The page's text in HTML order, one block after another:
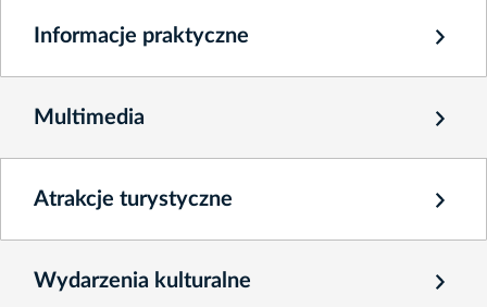
Informacje praktyczne
Multimedia
Atrakcje turystyczne
Wydarzenia kulturalne